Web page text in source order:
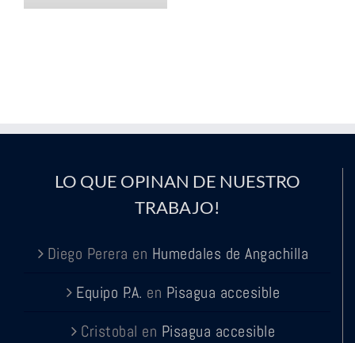
LO QUE OPINAN DE NUESTRO
TRABAJO!
Diego Perera en Humedales de Angachilla
Equipo P.A. en Pisagua accesible
Cristobal en Pisagua accesible